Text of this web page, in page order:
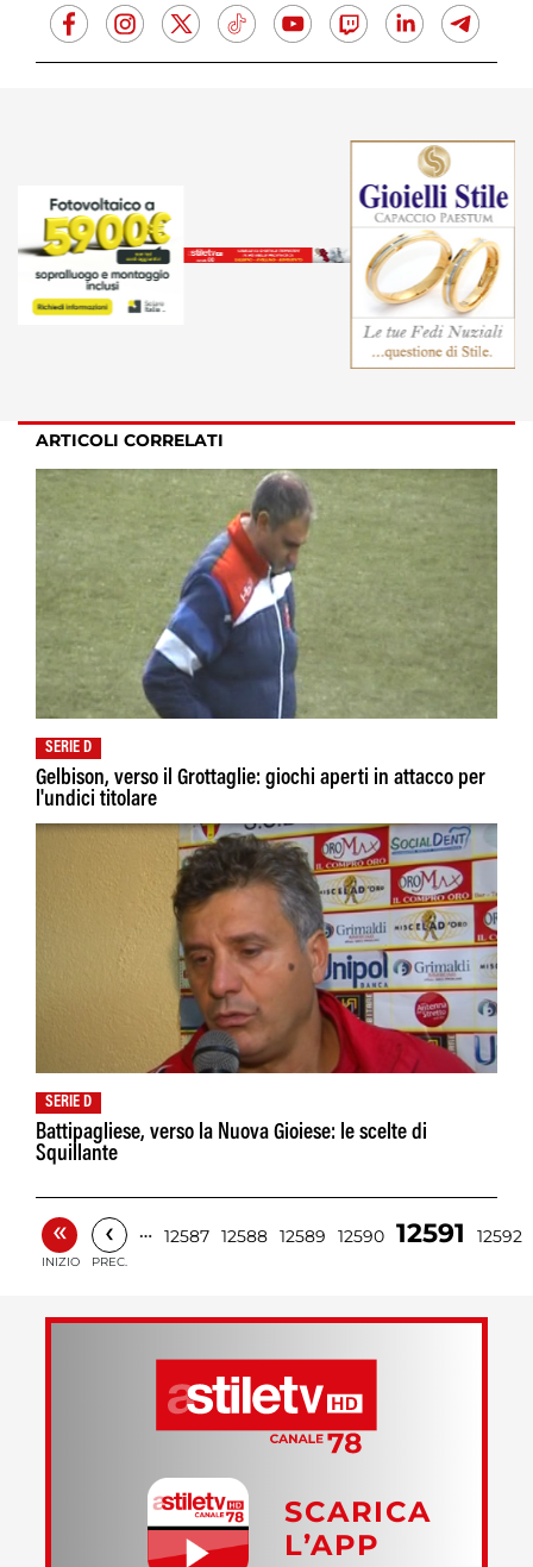
ARTICOLI CORRELATI
SERIE D
Gelbison, verso il Grottaglie: giochi aperti in attacco per
l'undici titolare
SERIE D
Battipagliese, verso la Nuova Gioiese: le scelte di
Squillante
«
INIZIO
‹
PREC.
… 12587 12588 12589 12590 12591 12592
SCARICA
L’APP